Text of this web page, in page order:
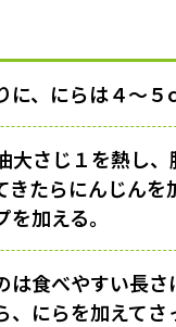
に、にらは４〜
大さじ１を熱し
きたらにんじん
加える。
は食べやすい長
にらを加えてさ